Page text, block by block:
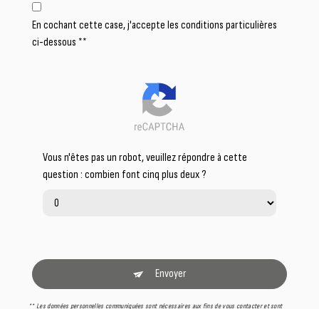
En cochant cette case, j'accepte les conditions particulières
ci-dessous **
Vous n'êtes pas un robot, veuillez répondre à cette
question : combien font cinq plus deux ?
Envoyer
** Les données personnelles communiquées sont nécessaires aux fins de vous contacter et sont